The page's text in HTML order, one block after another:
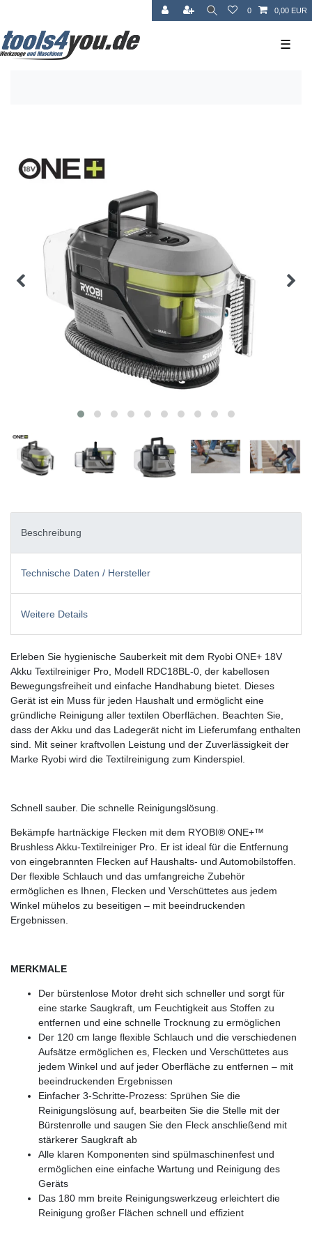
0 0,00 EUR
☰
Beschreibung
Technische Daten / Hersteller
Weitere Details
Erleben Sie hygienische Sauberkeit mit dem Ryobi ONE+ 18V
Akku Textilreiniger Pro, Modell RDC18BL-0, der kabellosen
Bewegungsfreiheit und einfache Handhabung bietet. Dieses
Gerät ist ein Muss für jeden Haushalt und ermöglicht eine
gründliche Reinigung aller textilen Oberflächen. Beachten Sie,
dass der Akku und das Ladegerät nicht im Lieferumfang enthalten
sind. Mit seiner kraftvollen Leistung und der Zuverlässigkeit der
Marke Ryobi wird die Textilreinigung zum Kinderspiel.
Schnell sauber. Die schnelle Reinigungslösung.
Bekämpfe hartnäckige Flecken mit dem RYOBI® ONE+™
Brushless Akku-Textilreiniger Pro. Er ist ideal für die Entfernung
von eingebrannten Flecken auf Haushalts- und Automobilstoffen.
Der flexible Schlauch und das umfangreiche Zubehör
ermöglichen es Ihnen, Flecken und Verschüttetes aus jedem
Winkel mühelos zu beseitigen – mit beeindruckenden
Ergebnissen.
MERKMALE
Der bürstenlose Motor dreht sich schneller und sorgt für
eine starke Saugkraft, um Feuchtigkeit aus Stoffen zu
entfernen und eine schnelle Trocknung zu ermöglichen
Der 120 cm lange flexible Schlauch und die verschiedenen
Aufsätze ermöglichen es, Flecken und Verschüttetes aus
jedem Winkel und auf jeder Oberfläche zu entfernen – mit
beeindruckenden Ergebnissen
Einfacher 3-Schritte-Prozess: Sprühen Sie die
Reinigungslösung auf, bearbeiten Sie die Stelle mit der
Bürstenrolle und saugen Sie den Fleck anschließend mit
stärkerer Saugkraft ab
Alle klaren Komponenten sind spülmaschinenfest und
ermöglichen eine einfache Wartung und Reinigung des
Geräts
Das 180 mm breite Reinigungswerkzeug erleichtert die
Reinigung großer Flächen schnell und effizient